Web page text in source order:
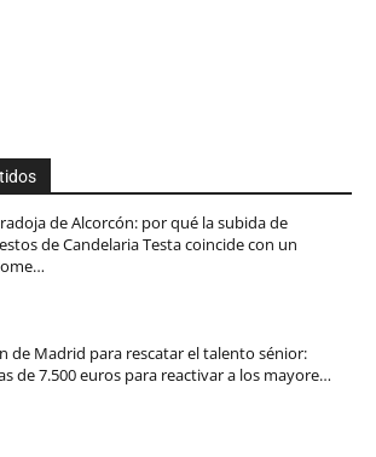
de Alcorcón: por qué la subida de
de Candelaria Testa coincide con un
de Madrid para rescatar el talento sénior:
de 7.500 euros para reactivar a los mayore…